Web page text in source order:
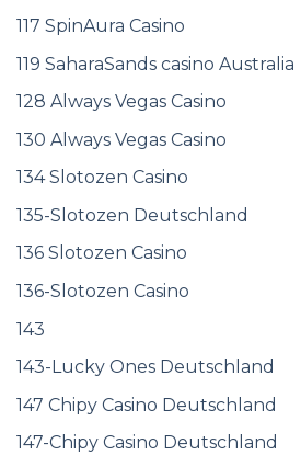
117 SpinAura Casino
119 SaharaSands casino Australia
128 Always Vegas Casino
130 Always Vegas Casino
134 Slotozen Casino
135-Slotozen Deutschland
136 Slotozen Casino
136-Slotozen Casino
143
143-Lucky Ones Deutschland
147 Chipy Casino Deutschland
147-Chipy Casino Deutschland